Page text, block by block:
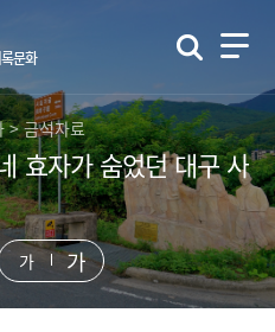
문화
> 금석자료
효자가 숨었던 대구 사
가 가